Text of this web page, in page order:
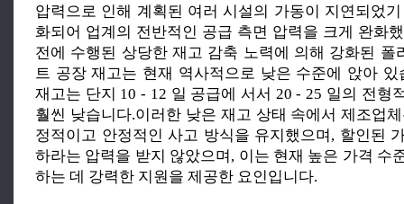
압력으로 인해 계획된 여러 시설의 가동이 지연되었
화되어 업계의 전반적인 공급 측면 압력을 크게 완화
전에 수행된 상당한 재고 감축 노력에 의해 강화된 폴
트 공장 재고는 현재 역사적으로 낮은 수준에 앉아 있
재고는 단지 10 - 12 일 공급에 서서 20 - 25 일의 전형
훨씬 낮습니다.이러한 낮은 재고 상태 속에서 제조업
정적이고 안정적인 사고 방식을 유지했으며, 할인된
하라는 압력을 받지 않았으며, 이는 현재 높은 가격 수
하는 데 강력한 지원을 제공한 요인입니다.